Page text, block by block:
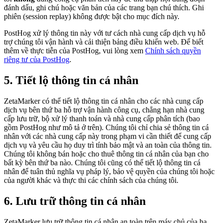
đánh dấu, ghi chú hoặc văn bản của các trang bạn chú thích. Ghi
phiên (session replay) không được bật cho mục đích này.
PostHog xử lý thông tin này với tư cách nhà cung cấp dịch vụ hỗ
trợ chúng tôi vận hành và cải thiện bảng điều khiển web. Để biết
thêm về thực tiễn của PostHog, vui lòng xem Chính sách quyền
riêng tư của PostHog.
5. Tiết lộ thông tin cá nhân
ZetaMarker có thể tiết lộ thông tin cá nhân cho các nhà cung cấp
dịch vụ bên thứ ba hỗ trợ vận hành công cụ, chẳng hạn nhà cung
cấp lưu trữ, bộ xử lý thanh toán và nhà cung cấp phân tích (bao
gồm PostHog như mô tả ở trên). Chúng tôi chỉ chia sẻ thông tin cá
nhân với các nhà cung cấp này trong phạm vi cần thiết để cung cấp
dịch vụ và yêu cầu họ duy trì tính bảo mật và an toàn của thông tin.
Chúng tôi không bán hoặc cho thuê thông tin cá nhân của bạn cho
bất kỳ bên thứ ba nào. Chúng tôi cũng có thể tiết lộ thông tin cá
nhân để tuân thủ nghĩa vụ pháp lý, bảo vệ quyền của chúng tôi hoặc
của người khác và thực thi các chính sách của chúng tôi.
6. Lưu trữ thông tin cá nhân